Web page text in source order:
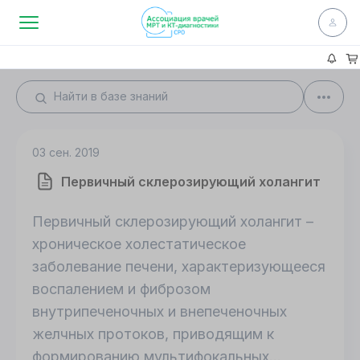
03 сен. 2019
Первичный склерозирующий холангит
Первичный склерозирующий холангит –
хроническое холестатическое
заболевание печени, характеризующееся
воспалением и фиброзом
внутрипеченочных и внепеченочных
желчных протоков, приводящим к
формированию мультифокальных